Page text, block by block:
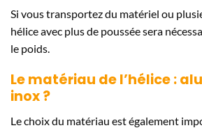
Si vous transportez du matériel ou
hélice avec plus de poussée sera
le poids.
Le matériau de l’hélice :
inox ?
Le choix du matériau est également